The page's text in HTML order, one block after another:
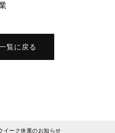
覧に戻る
イーク休業のお知らせ